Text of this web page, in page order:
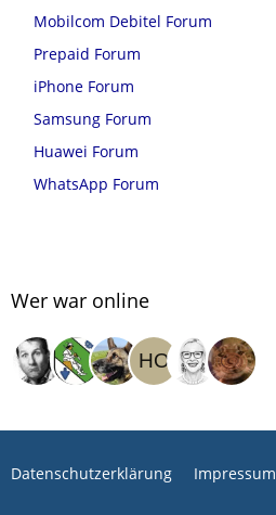
Mobilcom Debitel Forum
Prepaid Forum
iPhone Forum
Samsung Forum
Huawei Forum
WhatsApp Forum
Wer war online
Datenschutzerklärung Impressum